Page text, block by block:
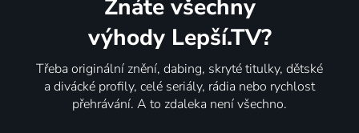
Znáte všechny
výhody Lepší.TV?
Třeba originální znění, dabing, skryté titulky, dětské
a divácké profily, celé seriály, rádia nebo rychlost
přehrávání. A to zdaleka není všechno.